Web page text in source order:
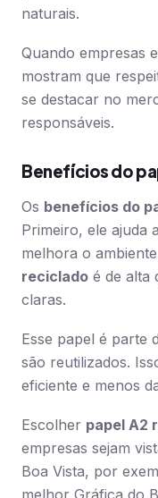
naturais.
Quando empresas
mostram que
se destacar no
responsáveis.
Benefícios do
Os benefícios do
Primeiro, ele ajuda
melhora o
reciclado é de alta
claras.
Esse papel é parte
são reutilizados.
eficiente e menos
Escolher papel A2
empresas sejam
Boa Vista, por
melhor Gráfica do